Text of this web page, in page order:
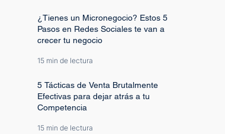
¿Tienes un Micronegocio? Estos 5
Pasos en Redes Sociales te van a
crecer tu negocio
15 min de lectura
5 Tácticas de Venta Brutalmente
Efectivas para dejar atrás a tu
Competencia
15 min de lectura